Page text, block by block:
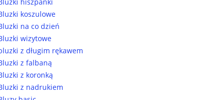
koszulowe
na co dzień
wizytowe
z długim rękawem
z falbaną
z koronką
z nadrukiem